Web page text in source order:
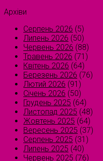
Архіви
Серпень 2026 (5)
Липень 2026 (50)
Червень 2026 (88)
Травень 2026 (71)
Квітень 2026 (64)
Березень 2026 (76)
Лютий 2026 (91)
Січень 2026 (50)
Грудень 2025 (64)
Листопад 2025 (48)
Жовтень 2025 (64)
Вересень 2025 (37)
Серпень 2025 (31)
Липень 2025 (40)
Червень 2025 (76)